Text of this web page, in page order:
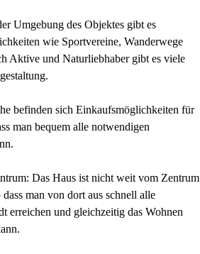
Umgebung des Objektes gibt es
wie Sportvereine, Wanderwege
Aktive und Naturliebhaber gibt es viele
befinden sich Einkaufsmöglichkeiten für
man bequem alle notwendigen
Das Haus ist nicht weit vom Zentrum
man von dort aus schnell alle
erreichen und gleichzeitig das Wohnen